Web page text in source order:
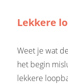
Lekkere
Weet je wat
het begin
lekkere